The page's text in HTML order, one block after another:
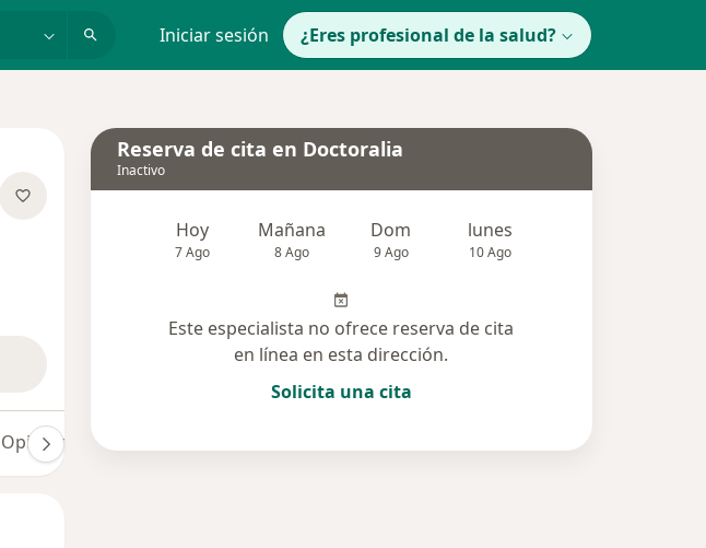
Iniciar sesión ¿Eres profesional de la salud?
Opiniones
Reserva de cita en Doctoralia
Inactivo
Hoy
7 Ago
Mañana
8 Ago
Dom
9 Ago
lunes
10 Ago
Este especialista no ofrece reserva de cita
en línea en esta dirección.
Solicita una cita